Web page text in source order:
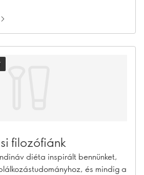
filozófiánk
diéta inspirált bennünket,
és mindig a